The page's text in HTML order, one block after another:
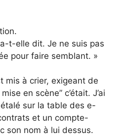
a-t-elle dit. Je ne suis pas
pour faire semblant. »
mis à crier, exigeant de
en scène” c’était. J’ai
sur la table des e-
et un compte-
son nom à lui dessus.